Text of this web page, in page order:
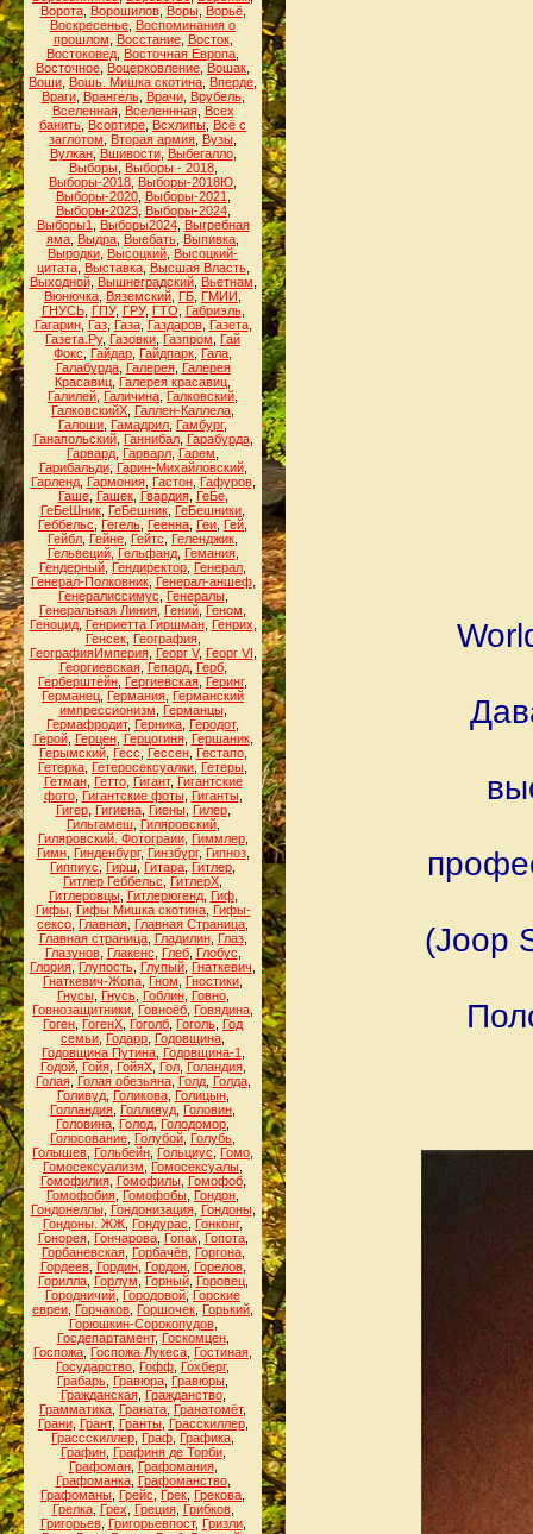
Ворота, Ворошилов, Воры, Ворьё,
Воскресенье Воспоминания о
прошлом
Восстание, Восток,
Востоковед Восточная Европа
Восточное Воцерковление Вошак
Воши Вошь. Мишка скотина Вперде
Враги, Врангель, Врачи, Врубель,
Вселенная, Вселеннная, Всех
банить Всортире Всхлипы Всё с
заглотом
Вторая армия Вузы
Вулкан, Вшивости, Выбегалло,
Выборы, Выборы - 2018,
Выборы-2018 Выборы-2018Ю
Выборы-2020, Выборы-2021
Выборы-2023, Выборы-2024,
Выборы1
Выборы2024, Выгребная
яма Выдра Выебать Выпивка
Выродки Высоцкий Высоцкий-
цитата, Выставка, Высшая Власть,
Выходной, Вышнеградский, Вьетнам
Вюнючка Вяземский ГБ ГМИИ
ГНУСЬ, ГПУ, ГРУ, ГТО Габриэль,
Гагарин, Газ, Газа, Газдаров, Газета,
Газета.Ру, Газовки Газпром
Гай
Фокс
Гайдар Гайдпарк Гала
Галабурда, Галерея, Галерея
Красавиц Галерея красавиц
Галилей Галичина Галковский
ГалковскийХ Галлен-Каллела
Галоши Гамадрил Гамбург,
Ганапольский, Ганнибал, Гарабурда,
Гарвард Гарварл Гарем
Гарибальди, Гарин-Михайловский,
Гарленд, Гармония, Гастон, Гафуров,
Гаше, Гашек, Гвардия, ГеБе,
ГеБеШник ГеБешник ГеБешники
Геббельс
Гегель Геенна Геи Гей
Гейбл Гейне Гейтс Геленджик
Гельвеций, Гельфанд, Гемания,
Гендерный Гендиректор Генерал
Генерал-Полковник, Генерал-аншеф,
Генералиссимус
Генералы,
Генеральная Линия Гений Геном
Геноцид, Генриетта Гиршман, Генрих
Генсек, География,
ГеографияИмперия, Георг V, Георг VI
Георгиевская, Гепард, Герб,
Герберштейн Гергиевская Геринг,
Германец Германия Германский
импрессионизм
Германцы,
Гермафродит, Герника Геродот,
Герой, Герцен, Герцогиня, Гершаник,
Герымский, Гесс Гессен, Гестапо,
Гетерка Гетеросексуалки Гетеры
Гетман, Гетто, Гигант, Гигантские
фото, Гигантские фоты, Гиганты,
Гигер, Гигиена, Гиены, Гилер,
Гильгамеш
Гиляровский,
Гиляровский. Фотограии, Гиммлер,
Гимн, Гинденбург, Гинзбург, Гипноз,
Гиппиус
Гирш Гитара Гитлер
Гитлер Геббельс
ГитлерХ
Гитлеровцы, Гитлерюгенд, Гиф,
Гифы, Гифы Мишка скотина, Гифы-
сексо Главная Главная Страница
Главная страница, Гладилин, Глаз,
Глазунов, Глакенс Глеб, Глобус
Глория Глупость Глупый Гнаткевич
Гнаткевич-Жопа Гном Гностики
Гнусы, Гнусь, Гоблин, Говно,
Говнозащитники Говноёб Говядина
Гоген ГогенХ Гоголб Гоголь Год
семьи Годарр Годовщина
Годовщина Путина, Годовщина-1
Годой, Гойя, ГойяХ, Гол, Голандия,
Голая, Голая обезьяна, Голд, Голда,
Голивуд, Голикова, Голицын,
Голландия Голливуд Головин
Головина Голод Голодомор
Голосование Голубой Голубь
Голышев Гольбейн Гольциус Гомо
Гомосексуализм
Гомосексуалы
Гомофилия, Гомофилы, Гомофоб,
Гомофобия Гомофобы Гондон
Гондонеллы, Гондонизация, Гондоны,
Гондоны. ЖЖ Гондурас Гонконг,
Гонорея, Гончарова, Гопак, Гопота,
Горбаневская, Горбачёв, Горгона,
Гордеев, Гордин, Гордон, Горелов,
Горилла, Горлум Горный, Горовец,
Городничий Городовой Горские
евреи Горчаков Горшочек Горький
Горюшкин-Сорокопудов,
Госдепартамент, Госкомцен,
Госпожа Госпожа Лукеса Гостиная
Государство Гофф Гохберг,
Грабарь Гравюра Гравюры
Гражданская, Гражданство,
Грамматика Граната Гранатомёт,
Грани, Грант, Гранты, Грасскиллер,
Грассскиллер Граф Графика
Графин, Графиня де Торби,
Графоман, Графомания,
Графоманка, Графоманство,
Графоманы Грейс Грек Грекова
Грелка, Грех Греция, Грибков,
Григорьев, Григорьевпост, Гризли,
(Joop